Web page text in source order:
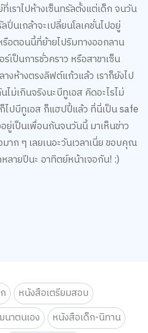
ที่เราไปห้างเซ็นทรัลตั้งแต่เด็ก จนวัน
ปิ่นเกล้าจะเปลี่ยนโลเคชั่นไปอยู่
อตอนนี้ที่ย้ายไปริมทางออกลาน
เป็นการชั่วคราว หรือสาขาเซ็น
งห้างตรงลิฟต์แก้วแล้ว เราก็ยังไป
ไม่เกินจริงนะบีทูเอส คิดอะไรไม่
ไปบีทูเอส ก็แฮปปี้แล้ว ที่นี่เป็น safe
อยู่เป็นเพื่อนกันจนวันนี้ มาเห็นข่าว
าก ๆ เลยเนอะวันเวลาเนี่ย ขอบคุณ
ลายปีนะ อาทิตย์หน้าเจอกัน! :)
หนังสือเตรียมสอบ
าตนเอง
หนังสือเด็ก-นิทาน